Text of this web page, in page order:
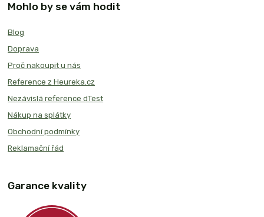
Mohlo by se vám hodit
Blog
Doprava
Proč nakoupit u nás
Reference z Heureka.cz
Nezávislá reference dTest
Nákup na splátky
Obchodní podmínky
Reklamační řád
Garance kvality